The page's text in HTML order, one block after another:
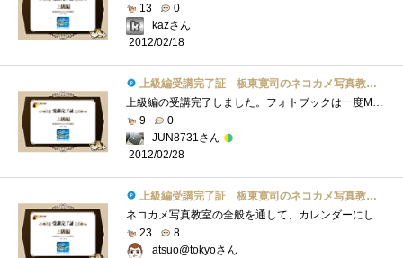
13
0
kazさん
2012/02/18
上級編受講完了証 板東寛司のネコカメ写真教室パート2
上級編の受講完了しました。フォトブックは一度MacのiPhotoから作成したことがあります。やっぱり形として残るのは良いですよね。問題はそれな�...
9
0
JUN8731さん
2012/02/28
上級編受講完了証 板東寛司のネコカメ写真教室パート2
ネコカメ写真教室の全般を通して、カレンダーにしろスライドショーにしろ、今回の写真集などは特に撮影時からテーマを決めて撮ることが重要�...
23
8
atsuo@tokyoさん